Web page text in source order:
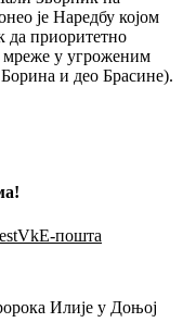
је Наредбу којом
да приоритетно
мреже у угроженим
и део Брасине).
VkЕ-пошта